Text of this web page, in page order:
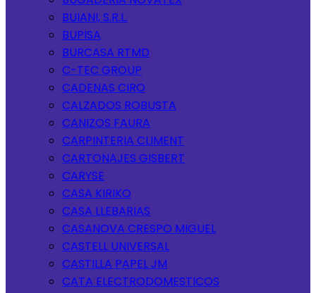
BUIANI, S.R.L.
BUPISA
BURCASA RTMD
C-TEC GROUP
CADENAS CIRO
CALZADOS ROBUSTA
CANIZOS FAURA
CARPINTERIA CLIMENT
CARTONAJES GISBERT
CARYSE
CASA KIRIKO
CASA LLEBARIAS
CASANOVA CRESPO MIGUEL
CASTELL UNIVERSAL
CASTILLA PAPEL JM
CATA ELECTRODOMESTICOS